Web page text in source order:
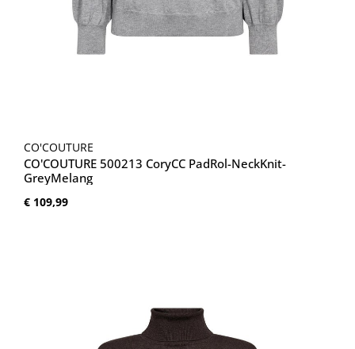
CO'COUTURE
CO'COUTURE 500213 CoryCC PadRol-NeckKnit-
GreyMelang
Normale prijs:
€ 109,99